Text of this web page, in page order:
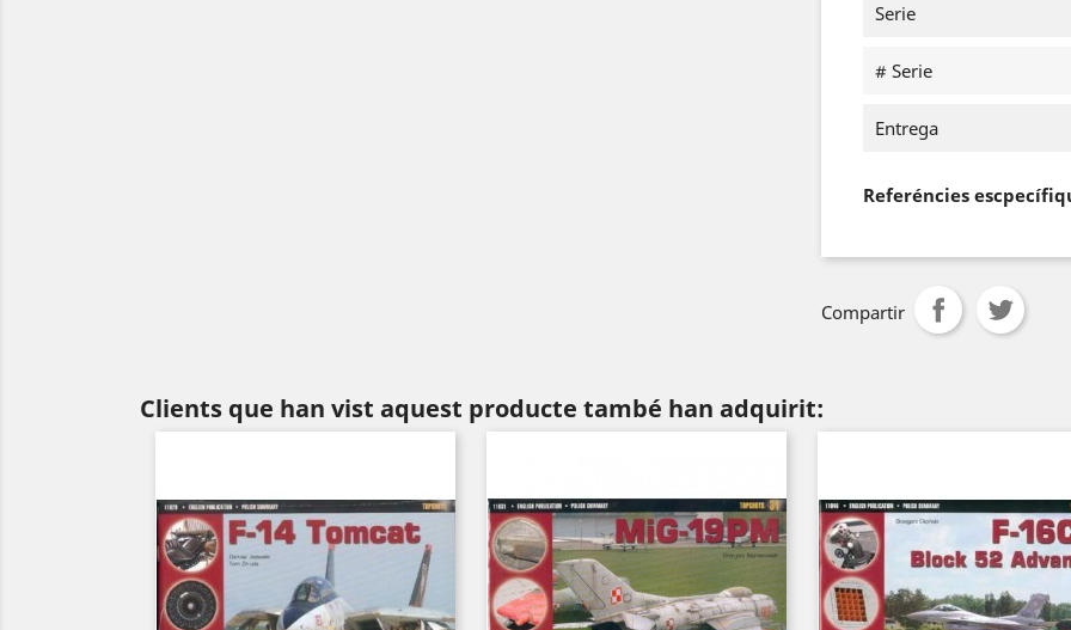
Serie
# Serie
Entrega
Referéncies
Compartir
Clients que han vist aquest producte també han adquirit: